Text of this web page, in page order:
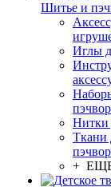
Шитье и
Иглы
Нитки
Ткани
+